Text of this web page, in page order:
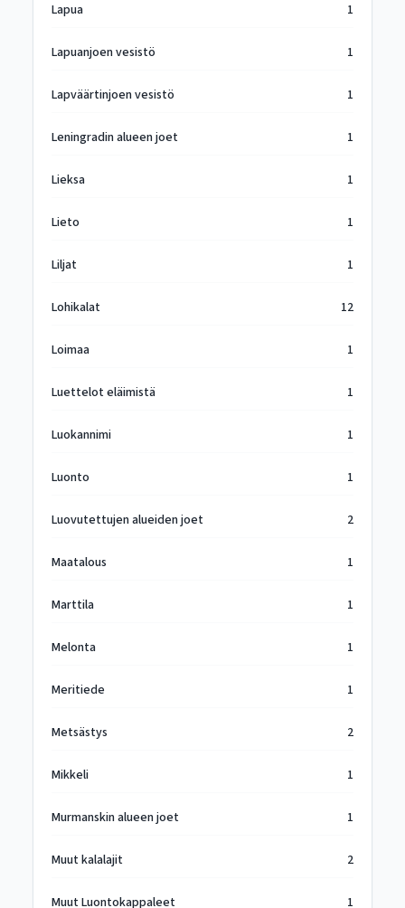
Lapua 1
Lapuanjoen vesistö 1
Lapväärtinjoen vesistö 1
Leningradin alueen joet 1
Lieksa 1
Lieto 1
Liljat 1
Lohikalat 12
Loimaa 1
Luettelot eläimistä 1
Luokannimi 1
Luonto 1
Luovutettujen alueiden joet 2
Maatalous 1
Marttila 1
Melonta 1
Meritiede 1
Metsästys 2
Mikkeli 1
Murmanskin alueen joet 1
Muut kalalajit 2
Muut Luontokappaleet 1